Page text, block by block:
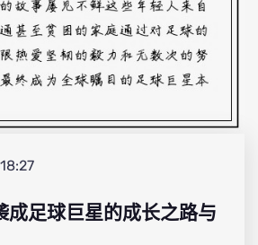
成足球巨星的成长之路与